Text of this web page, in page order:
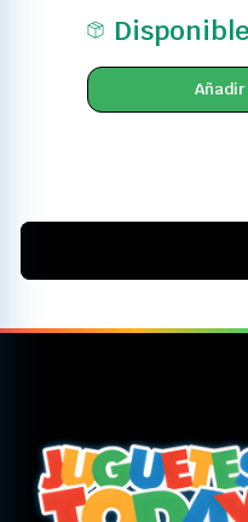
Disponible